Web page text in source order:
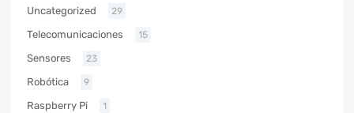
Uncategorized 29
Telecomunicaciones 15
Sensores 23
Robótica 9
Raspberry Pi 1